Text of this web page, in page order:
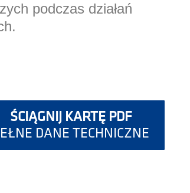
podczas działań
ŚCIĄGNIJ KARTĘ PDF
DANE TECHNICZNE